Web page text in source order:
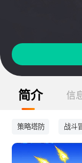
简介 信
策略塔防 战斗